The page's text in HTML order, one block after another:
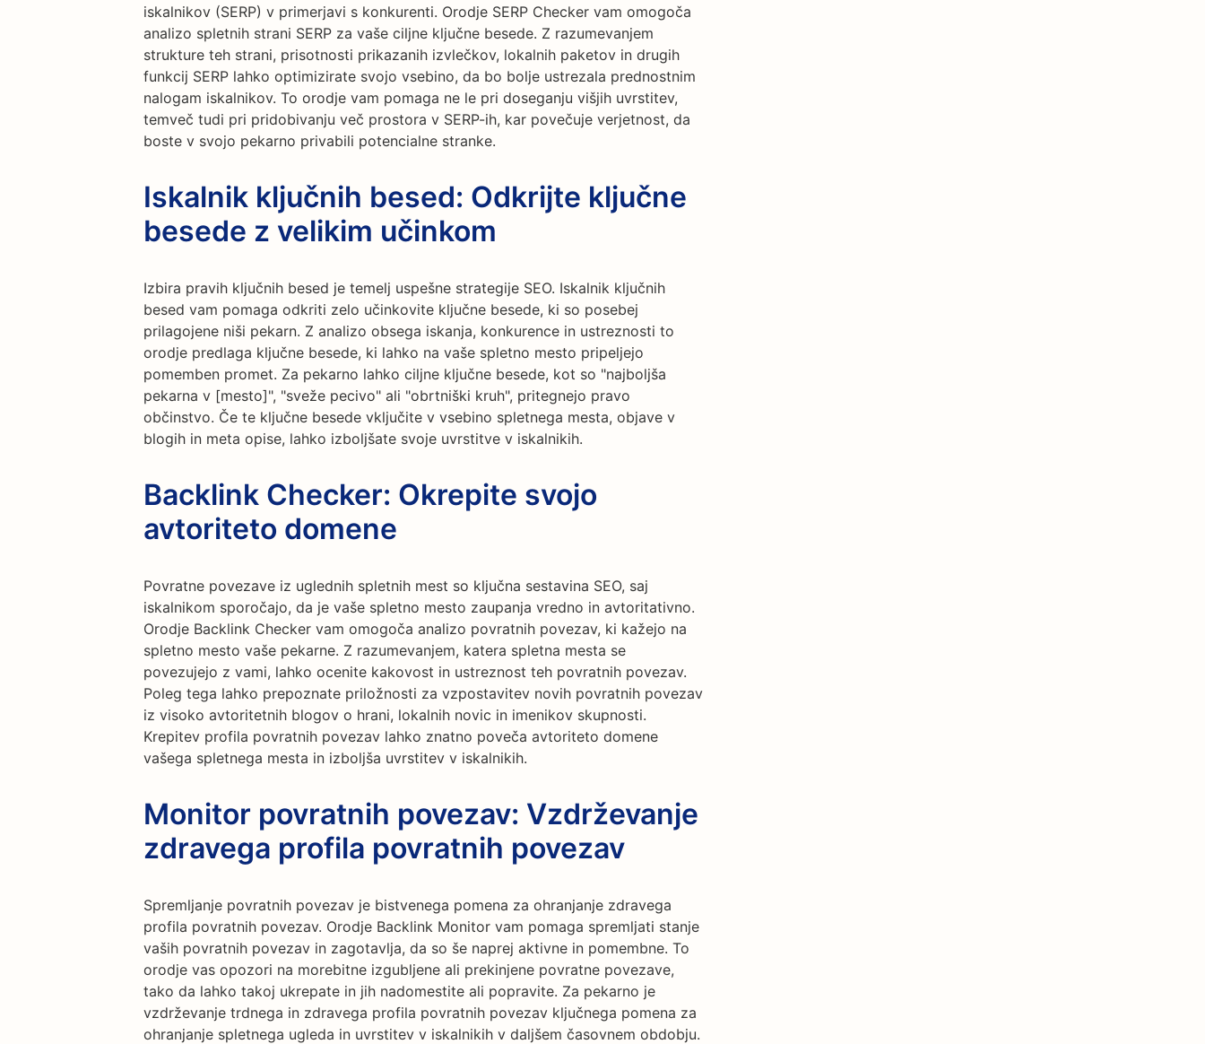
iskalnikov (SERP) v primerjavi s konkurenti. Orodje SERP Checker vam omogoča
analizo spletnih strani SERP za vaše ciljne ključne besede. Z razumevanjem
strukture teh strani, prisotnosti prikazanih izvlečkov, lokalnih paketov in drugih
funkcij SERP lahko optimizirate svojo vsebino, da bo bolje ustrezala prednostnim
nalogam iskalnikov. To orodje vam pomaga ne le pri doseganju višjih uvrstitev,
temveč tudi pri pridobivanju več prostora v SERP-ih, kar povečuje verjetnost, da
boste v svojo pekarno privabili potencialne stranke.
Iskalnik ključnih besed: Odkrijte ključne
besede z velikim učinkom
Izbira pravih ključnih besed je temelj uspešne strategije SEO. Iskalnik ključnih
besed vam pomaga odkriti zelo učinkovite ključne besede, ki so posebej
prilagojene niši pekarn. Z analizo obsega iskanja, konkurence in ustreznosti to
orodje predlaga ključne besede, ki lahko na vaše spletno mesto pripeljejo
pomemben promet. Za pekarno lahko ciljne ključne besede, kot so "najboljša
pekarna v [mesto]", "sveže pecivo" ali "obrtniški kruh", pritegnejo pravo
občinstvo. Če te ključne besede vključite v vsebino spletnega mesta, objave v
blogih in meta opise, lahko izboljšate svoje uvrstitve v iskalnikih.
Backlink Checker: Okrepite svojo
avtoriteto domene
Povratne povezave iz uglednih spletnih mest so ključna sestavina SEO, saj
iskalnikom sporočajo, da je vaše spletno mesto zaupanja vredno in avtoritativno.
Orodje Backlink Checker vam omogoča analizo povratnih povezav, ki kažejo na
spletno mesto vaše pekarne. Z razumevanjem, katera spletna mesta se
povezujejo z vami, lahko ocenite kakovost in ustreznost teh povratnih povezav.
Poleg tega lahko prepoznate priložnosti za vzpostavitev novih povratnih povezav
iz visoko avtoritetnih blogov o hrani, lokalnih novic in imenikov skupnosti.
Krepitev profila povratnih povezav lahko znatno poveča avtoriteto domene
vašega spletnega mesta in izboljša uvrstitev v iskalnikih.
Monitor povratnih povezav: Vzdrževanje
zdravega profila povratnih povezav
Spremljanje povratnih povezav je bistvenega pomena za ohranjanje zdravega
profila povratnih povezav. Orodje Backlink Monitor vam pomaga spremljati stanje
vaših povratnih povezav in zagotavlja, da so še naprej aktivne in pomembne. To
orodje vas opozori na morebitne izgubljene ali prekinjene povratne povezave,
tako da lahko takoj ukrepate in jih nadomestite ali popravite. Za pekarno je
vzdrževanje trdnega in zdravega profila povratnih povezav ključnega pomena za
ohranjanje spletnega ugleda in uvrstitev v iskalnikih v daljšem časovnem obdobju.